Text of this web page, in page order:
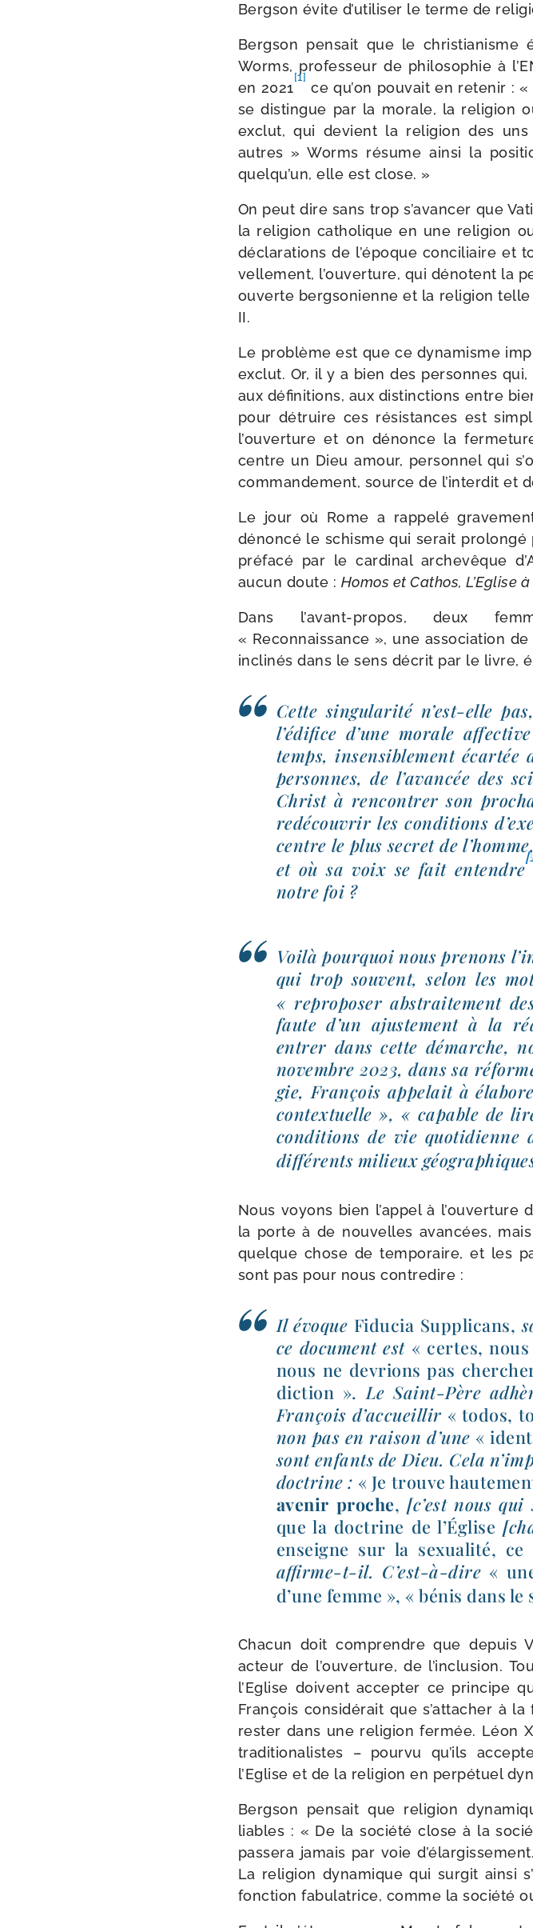
Bergson évite d’utiliser le terme de
Bergson pen­sait que le
Worms, pro­fes­seur de phi­lo­so­phie à
en 2021
[1]
ce qu’on pou­vait en rete­nir :
se dis­tingue par la morale, la reli­gion
exclut, qui devient la reli­gion des
autres » Worms résume ain­si la
quelqu’un, elle est close. »
On peut dire sans trop s’avancer que
la reli­gion catho­lique en une reli­gion
décla­ra­tions de l’époque conci­liaire
vel­le­ment, l’ouverture, qui dénotent la
ouverte berg­so­nienne et la reli­gion telle
II.
Le pro­blème est que ce dyna­misme
exclut. Or, il y a bien des per­sonnes
aux défi­ni­tions, aux dis­tinc­tions entre
pour détruire ces résis­tances est
l’ouverture et on dénonce la
centre un Dieu amour, per­son­nel qui
com­man­de­ment, source de l’interdit et
Le jour où Rome a rap­pe­lé
dénon­cé le schisme qui serait
pré­fa­cé par le car­di­nal arche­vêque
aucun doute : Homos et Cathos, L’Eglise
Dans l’avant-propos, deux
« Reconnaissance », une asso­cia­tion
incli­nés dans le sens décrit par le livre,
Cette sin­gu­la­ri­té n’est-elle
l’édifice d’une morale
temps, insen­si­ble­ment
per­sonnes, de l’avancée des
Christ à ren­con­trer son
redé­cou­vrir les condi­tions
centre le plus secret de
et où sa voix se fait entendre
notre foi ?
Voilà pour­quoi nous pre­nons
qui trop sou­vent, selon les
« repro­po­ser abs­trai­te­ment
faute d’un ajus­te­ment à la
entrer dans cette démarche,
novembre 2023, dans sa
gie, François appe­lait à
contex­tuelle », « capable de
condi­tions de vie quo­ti­dienne
dif­fé­rents milieux
Nous voyons bien l’appel à
la porte à de nou­velles avan­cées,
quelque chose de tem­po­raire, et les
sont pas pour nous contredire :
Il évoque Fiducia Supplicans,
ce docu­ment est « certes,
nous ne devrions pas
dic­tion ». Le Saint-​Père
François d’ac­cueillir « todos,
non pas en rai­son d’une«
sont enfants de Dieu. Cela
doc­trine : « Je trouve
ave­nir proche,[c’est nous
que la doc­trine de l’Église
enseigne sur la sexua­li­té,
affirme-​t-​il. C’est-​à-​dire«
d’une femme », « bénis dans
Chacun doit com­prendre que depuis
acteur de l’ouverture, de l’inclusion.
l’Eglise doivent accep­ter ce prin­cipe
François consi­dé­rait que s’attacher à
res­ter dans une reli­gion fer­mée. Léon
tra­di­tio­na­listes – pour­vu qu’ils
l’Eglise et de la reli­gion en per­pé­tuel
Bergson pen­sait que reli­gion
liables : « De la socié­té close à la
pas­se­ra jamais par voie
La reli­gion dyna­mique qui sur­git ain­si
fonc­tion fabu­la­trice, comme la socié­té